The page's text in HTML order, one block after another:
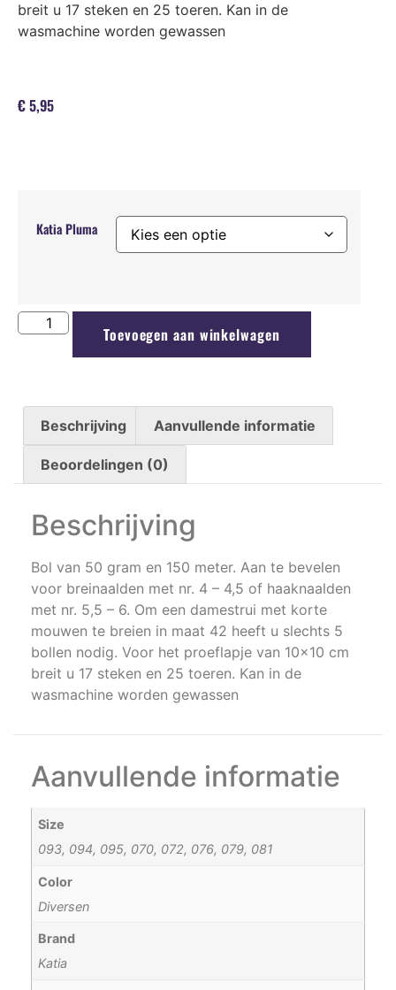
breit u 17 steken en 25 toeren. Kan in de
wasmachine worden gewassen
€5,95
Katia Pluma
Toevoegen aan winkelwagen
Beschrijving Aanvullende informatie
Beoordelingen (0)
Beschrijving
Bol van 50 gram en 150 meter. Aan te bevelen
voor breinaalden met nr. 4 – 4,5 of haaknaalden
met nr. 5,5 – 6. Om een damestrui met korte
mouwen te breien in maat 42 heeft u slechts 5
bollen nodig. Voor het proeflapje van 10×10 cm
breit u 17 steken en 25 toeren. Kan in de
wasmachine worden gewassen
Aanvullende informatie
Size
093, 094, 095, 070, 072, 076, 079, 081
Color
Diversen
Brand
Katia